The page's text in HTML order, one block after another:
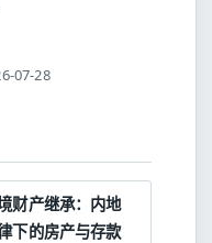
07-28
财产继承：内地
下的房产与存款